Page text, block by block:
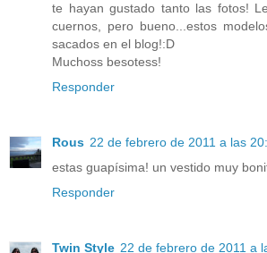
te hayan gustado tanto las fotos!
cuernos, pero bueno...estos
sacados en el blog!:D
Muchoss besotess!
Responder
Rous 22 de febrero de 2011 a las
estas guapísima! un vestido muy
Responder
Twin Style 22 de febrero de 2011 a